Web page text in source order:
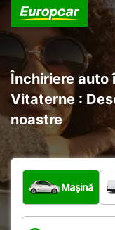
Închiriere
Vitaterne :
noastre
Ce tip de vehicul?
Mașină